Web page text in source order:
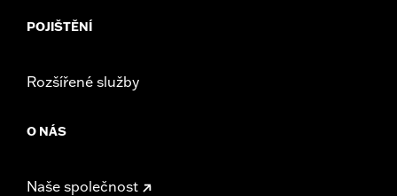
POJIŠTĚNÍ
Rozšířené služby
O NÁS
Naše společnost